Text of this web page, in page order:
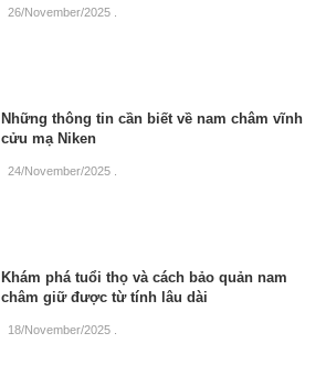
26/November/2025
Những thông tin cần biết về nam châm vĩnh
cửu mạ Niken
24/November/2025
Khám phá tuổi thọ và cách bảo quản nam
châm giữ được từ tính lâu dài
18/November/2025